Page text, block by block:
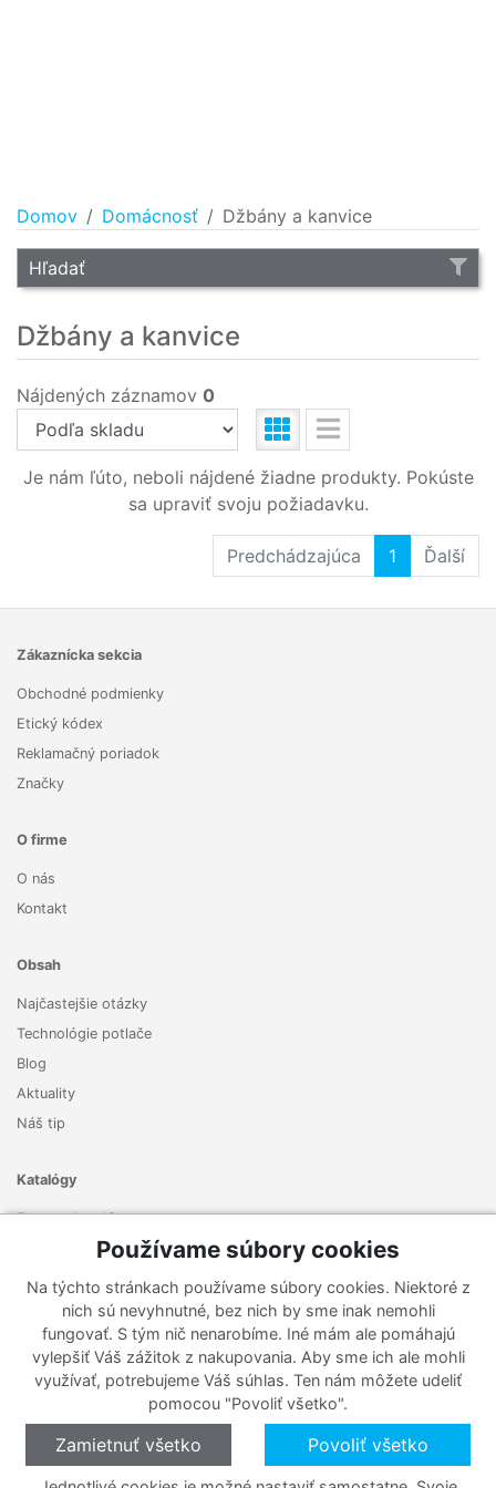
Domov Domácnosť Džbány a kanvice
Hľadať
Džbány a kanvice
Nájdených záznamov 0
Je nám ľúto, neboli nájdené žiadne produkty. Pokúste
sa upraviť svoju požiadavku.
Predchádzajúca 1 Ďalší
Zákaznícka sekcia
Obchodné podmienky
Etický kódex
Reklamačný poriadok
Značky
O firme
O nás
Kontakt
Obsah
Najčastejšie otázky
Technológie potlače
Blog
Aktuality
Náš tip
Katalógy
Zoznam katalógov
Zaregistrujte sa k odberu nášho newslettera a nenechajte si
ujsť žiadne ponuky ani nové produkty.
Používame súbory cookies
Na týchto stránkach používame súbory cookies. Niektoré z
nich sú nevyhnutné, bez nich by sme inak nemohli
fungovať. S tým nič nenarobíme. Iné mám ale pomáhajú
vylepšiť Váš zážitok z nakupovania. Aby sme ich ale mohli
využívať, potrebujeme Váš súhlas. Ten nám môžete udeliť
pomocou "Povoliť všetko".
Zamietnuť všetko Povoliť všetko